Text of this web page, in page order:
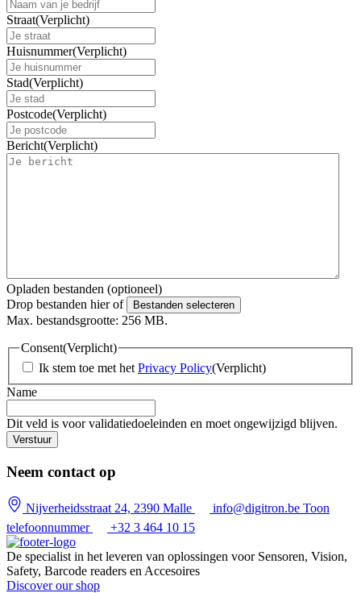
Straat(Verplicht)
Huisnummer(Verplicht)
Stad(Verplicht)
Postcode(Verplicht)
Bericht(Verplicht)
Opladen bestanden (optioneel)
Drop bestanden hier of
Bestanden selecteren
Max. bestandsgrootte: 256 MB.
Consent(Verplicht)
Ik stem toe met het Privacy Policy(Verplicht)
Name
Dit veld is voor validatiedoeleinden en moet ongewijzigd blijven.
Neem contact op
Nijverheidsstraat 24, 2390 Malle info@digitron.be Toon
telefoonnummer
+32 3 464 10 15
De specialist in het leveren van oplossingen voor Sensoren, Vision,
Safety, Barcode readers en Accesoires
Discover our shop